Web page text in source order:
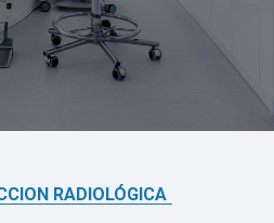
RADIOLÓGICA